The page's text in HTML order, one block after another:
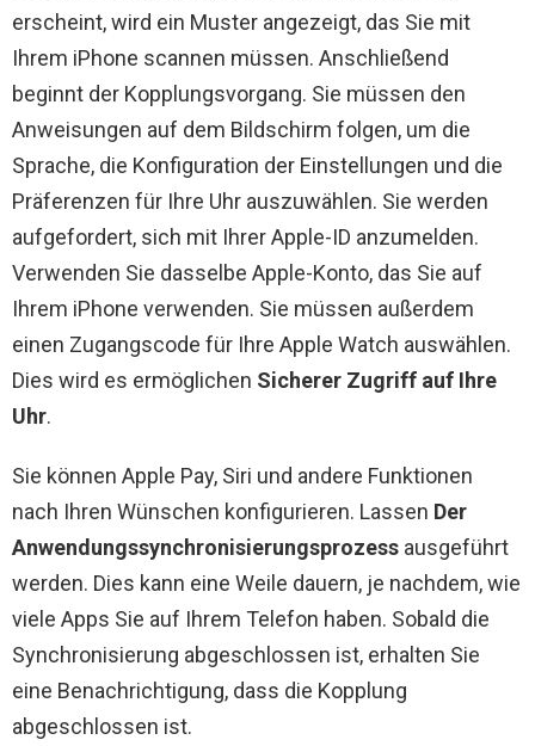
erscheint, wird ein Muster angezeigt, das Sie mit
Ihrem iPhone scannen müssen. Anschließend
beginnt der Kopplungsvorgang. Sie müssen den
Anweisungen auf dem Bildschirm folgen, um die
Sprache, die Konfiguration der Einstellungen und die
Präferenzen für Ihre Uhr auszuwählen. Sie werden
aufgefordert, sich mit Ihrer Apple-ID anzumelden.
Verwenden Sie dasselbe Apple-Konto, das Sie auf
Ihrem iPhone verwenden. Sie müssen außerdem
einen Zugangscode für Ihre Apple Watch auswählen.
Dies wird es ermöglichen Sicherer Zugriff auf Ihre
Uhr.
Sie können Apple Pay, Siri und andere Funktionen
nach Ihren Wünschen konfigurieren. Lassen Der
Anwendungssynchronisierungsprozess ausgeführt
werden. Dies kann eine Weile dauern, je nachdem, wie
viele Apps Sie auf Ihrem Telefon haben. Sobald die
Synchronisierung abgeschlossen ist, erhalten Sie
eine Benachrichtigung, dass die Kopplung
abgeschlossen ist.